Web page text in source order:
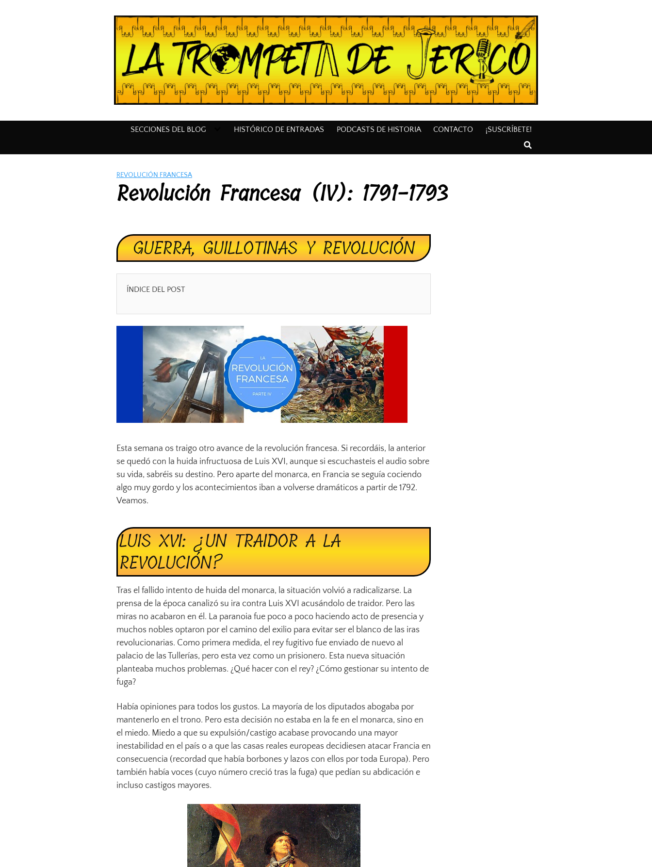
SECCIONES DEL BLOG HISTÓRICO DE ENTRADAS PODCASTS DE HISTORIA CONTACTO ¡SUSCRÍBETE!
REVOLUCIÓN FRANCESA
Revolución Francesa (IV): 1791-1793
GUERRA, GUILLOTINAS Y REVOLUCIÓN
ÍNDICE DEL POST
Esta semana os traigo otro avance de la revolución francesa. Si recordáis, la anterior
se quedó con la huida infructuosa de Luis XVI, aunque si escuchasteis el audio sobre
su vida, sabréis su destino. Pero aparte del monarca, en Francia se seguía cociendo
algo muy gordo y los acontecimientos iban a volverse dramáticos a partir de 1792.
Veamos.
LUIS XVI: ¿UN TRAIDOR A LA
REVOLUCIÓN?
Tras el fallido intento de huida del monarca, la situación volvió a radicalizarse. La
prensa de la época canalizó su ira contra Luis XVI acusándolo de traidor. Pero las
miras no acabaron en él. La paranoia fue poco a poco haciendo acto de presencia y
muchos nobles optaron por el camino del exilio para evitar ser el blanco de las iras
revolucionarias. Como primera medida, el rey fugitivo fue enviado de nuevo al
palacio de las Tullerías, pero esta vez como un prisionero. Esta nueva situación
planteaba muchos problemas. ¿Qué hacer con el rey? ¿Cómo gestionar su intento de
fuga?
Había opiniones para todos los gustos. La mayoría de los diputados abogaba por
mantenerlo en el trono. Pero esta decisión no estaba en la fe en el monarca, sino en
el miedo. Miedo a que su expulsión/castigo acabase provocando una mayor
inestabilidad en el país o a que las casas reales europeas decidiesen atacar Francia en
consecuencia (recordad que había borbones y lazos con ellos por toda Europa). Pero
también había voces (cuyo número creció tras la fuga) que pedían su abdicación e
incluso castigos mayores.